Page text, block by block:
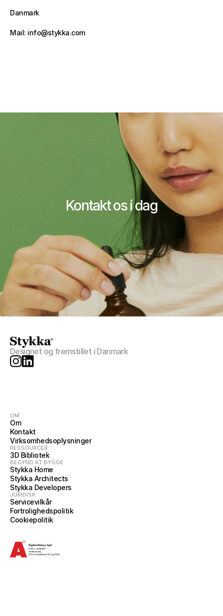
Danmark
Mail: info@stykka.com
Kontakt os i dag
Kontakt Stykka
Designet og fremstillet i Danmark
OM
Om
Kontakt
Virksomhedsoplysninger
RESSOURCER
3D Bibliotek
BEGYND AT BYGGE
Stykka Home
Stykka Architects
Stykka Developers
JURIDISK
Servicevilkår
Fortrolighedspolitik
Cookiepolitik